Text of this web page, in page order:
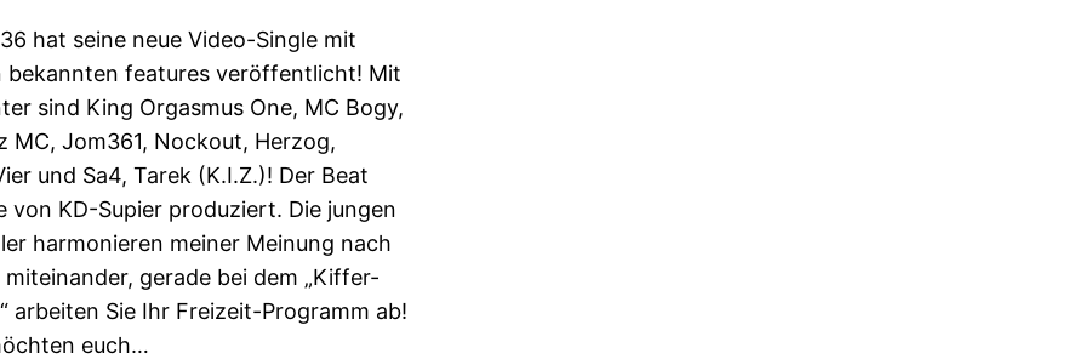
hat seine neue Video-Single mit
bekannten features veröffentlicht! Mit
sind King Orgasmus One, MC Bogy,
MC, Jom361, Nockout, Herzog,
und Sa4, Tarek (K.I.Z.)! Der Beat
von KD-Supier produziert. Die jungen
harmonieren meiner Meinung nach
miteinander, gerade bei dem „Kiffer-
arbeiten Sie Ihr Freizeit-Programm ab!
euch…